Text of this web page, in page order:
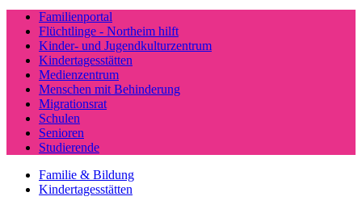
Familienportal
Flüchtlinge - Northeim hilft
Kinder- und Jugendkulturzentrum
Kindertagesstätten
Medienzentrum
Menschen mit Behinderung
Migrationsrat
Schulen
Senioren
Studierende
Familie & Bildung
Kindertagesstätten